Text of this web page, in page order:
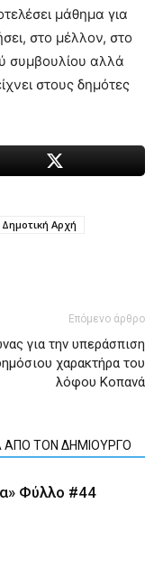
μάθημα για
στο μέλλον, στο
συμβουλίου αλλά
στους δημότες
Δημοτική Αρχή
Επόμενο άρθρο
για την υπεράσπιση
χαρακτήρα του
λόφου Κοπανά
ΑΠΟ ΤΟΝ ΔΗΜΙΟΥΡΓΟ
Φύλλο #44